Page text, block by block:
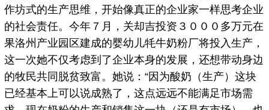
作坊式的生产思维，开始像真正的企业家一样思考企业
的社会责任。今年７月，关却吉投资３０００多万元在
果洛州产业园区建成的婴幼儿牦牛奶粉厂将投入生产，
这一次她不仅考虑到了企业本身的发展，还想带动身边
的牧民共同脱贫致富。她说：“因为酸奶（生产）这块
已经基本上可以说成熟了，这点远远不能满足市场需